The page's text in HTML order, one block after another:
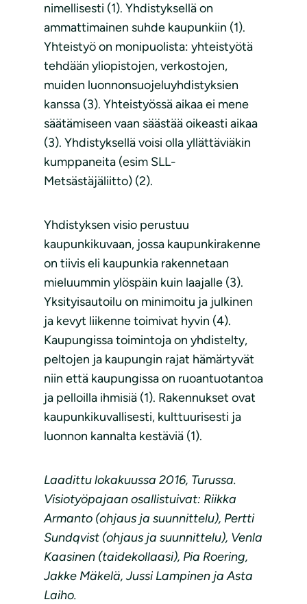
nimellisesti (1). Yhdistyksellä on
ammattimainen suhde kaupunkiin (1).
Yhteistyö on monipuolista: yhteistyötä
tehdään yliopistojen, verkostojen,
muiden luonnonsuojeluyhdistyksien
kanssa (3). Yhteistyössä aikaa ei mene
säätämiseen vaan säästää oikeasti aikaa
(3). Yhdistyksellä voisi olla yllättäviäkin
kumppaneita (esim SLL-
Metsästäjäliitto) (2).
Yhdistyksen visio perustuu
kaupunkikuvaan, jossa kaupunkirakenne
on tiivis eli kaupunkia rakennetaan
mieluummin ylöspäin kuin laajalle (3).
Yksityisautoilu on minimoitu ja julkinen
ja kevyt liikenne toimivat hyvin (4).
Kaupungissa toimintoja on yhdistelty,
peltojen ja kaupungin rajat hämärtyvät
niin että kaupungissa on ruoantuotantoa
ja pelloilla ihmisiä (1). Rakennukset ovat
kaupunkikuvallisesti, kulttuurisesti ja
luonnon kannalta kestäviä (1).
Laadittu lokakuussa 2016, Turussa.
Visiotyöpajaan osallistuivat: Riikka
Armanto (ohjaus ja suunnittelu), Pertti
Sundqvist (ohjaus ja suunnittelu), Venla
Kaasinen (taidekollaasi), Pia Roering,
Jakke Mäkelä, Jussi Lampinen ja Asta
Laiho.